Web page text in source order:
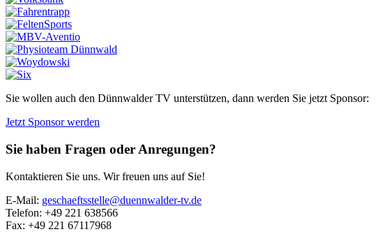
Sie wollen auch den Dünnwalder TV unterstützen, dann werden Sie jetzt Sponsor:
Jetzt Sponsor werden
Sie haben Fragen oder Anregungen?
Kontaktieren Sie uns. Wir freuen uns auf Sie!
E-Mail: geschaeftsstelle@duennwalder-tv.de
Telefon: +49 221 638566
Fax: +49 221 67117968